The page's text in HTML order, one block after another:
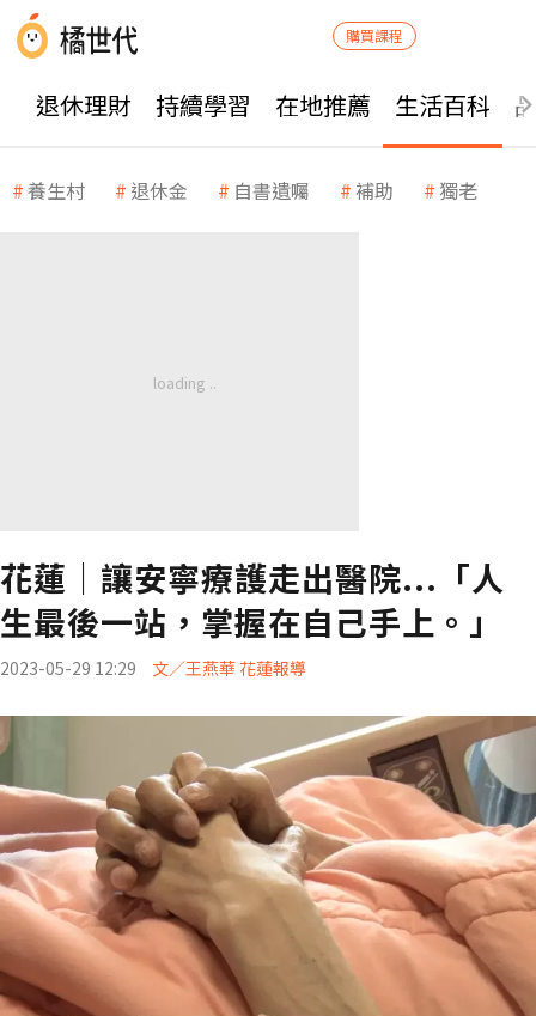
購買課程
退休理財 持續學習 在地推薦 生活百科
養生村 退休金 自書遺囑 補助 獨老
花蓮│讓安寧療護走出醫院...「人
生最後一站，掌握在自己手上。」
2023-05-29 12:29 文／王燕華 花蓮報導